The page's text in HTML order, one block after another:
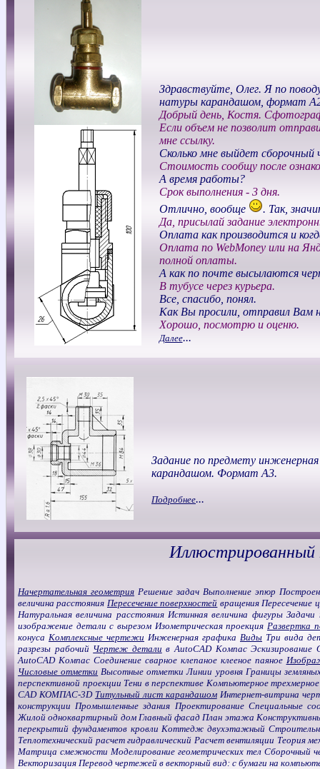
Здравствуйте, Олег. Я по
натуры карандашом, формат
Добрый день, Костя.
Если объем не позволит
мне ссылку.
Сколько мне выйдет
Стоимость сообщу после
А время работы?
Срок выполнения - 3 дня.
Отлично, вообще
. Так,
Да, присылай задание
Оплата как производится и
Оплата по WebMoney или на
полной оплаты.
А как по почте высылаются
В тубусе через курьера.
Все, спасибо, понял.
Как Вы просили, отправил Вам
Хорошо, посмотрю и оценю.
Далее...
Задание по предмету
карандашом. Формат А3.
Подробнее...
Иллюстрированный
Начертательная геометрия Решение задач Выполнение эпюр
величина расстояния Пересечение поверхностей вращения Пересечение
Натуральная величина расстояния Истинная величина фигуры
изображение детали с вырезом Изометрическая проекция Развертка
конуса Комплексные чертежи Инженерная графика Виды Три вида
разрезы рабочий Чертеж детали в AutoCAD Компас
AutoCAD Компас Соединение сварное клепаное клееное паяное
Числовые отметки Высотные отметки Линии уровня Границы
перспективной проекции Тени в перспективе Компьютерное
CAD КОМПАС-3D Титульный лист карандашомИнтернет-витрина
конструкции Промышленные здания Проектирование Специальные
Жилой одноквартирный дом Главный фасад План этажа
перекрытий фундаментов кровли Коттедж двухэтажный
Теплотехнический расчет гидравлический Расчет вентиляции
Матрица смежности Моделирование геометрических тел Сборочный
Векторизация Перевод чертежей в векторный вид: с бумаги на